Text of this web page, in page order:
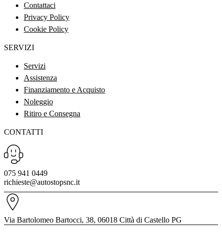
Contattaci
Privacy Policy
Cookie Policy
SERVIZI
Servizi
Assistenza
Finanziamento e Acquisto
Noleggio
Ritiro e Consegna
CONTATTI
075 941 0449
richieste@autostopsnc.it
Via Bartolomeo Bartocci, 38, 06018 Città di Castello PG